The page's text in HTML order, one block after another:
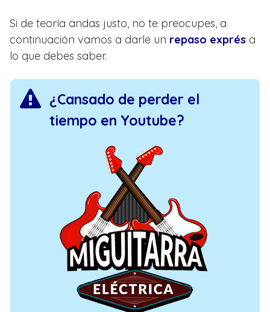
Si de teoría andas justo, no te preocupes, a
continuación vamos a darle un repaso exprés a
lo que debes saber.
¿Cansado de perder el
tiempo en Youtube?